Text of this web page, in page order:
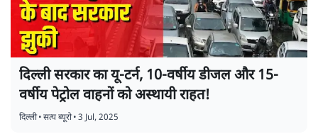
दिल्ली सरकार का यू-टर्न, 10-वर्षीय डीजल और 15-
वर्षीय पेट्रोल वाहनों को अस्थायी राहत!
दिल्ली•सत्य ब्यूरो•3 Jul, 2025